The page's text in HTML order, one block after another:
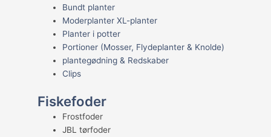
Bundt planter
Moderplanter XL-planter
Planter i potter
Portioner (Mosser, Flydeplanter & Knolde)
plantegødning & Redskaber
Clips
Fiskefoder
Frostfoder
JBL tørfoder